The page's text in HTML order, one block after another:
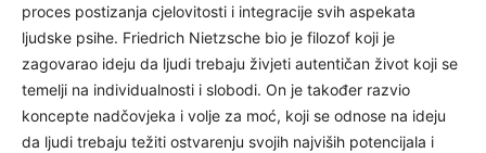
proces postizanja cjelovitosti i integracije svih aspekata
ljudske psihe. Friedrich Nietzsche bio je filozof koji je
zagovarao ideju da ljudi trebaju živjeti autentičan život koji se
temelji na individualnosti i slobodi. On je također razvio
koncepte nadčovjeka i volje za moć, koji se odnose na ideju
da ljudi trebaju težiti ostvarenju svojih najviših potencijala i